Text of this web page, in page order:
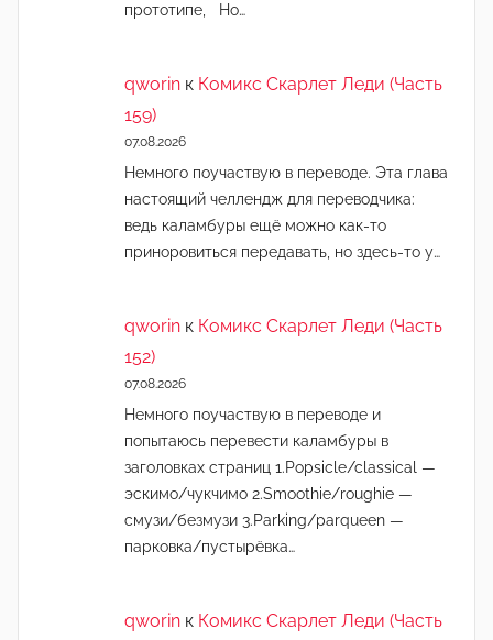
прототипе, Но…
qworin к Комикс Скарлет Леди (Часть
159)
07.08.2026
Немного поучаствую в переводе. Эта глава
настоящий челлендж для переводчика:
ведь каламбуры ещё можно как-то
приноровиться передавать, но здесь-то у…
qworin к Комикс Скарлет Леди (Часть
152)
07.08.2026
Немного поучаствую в переводе и
попытаюсь перевести каламбуры в
заголовках страниц 1.Popsicle/classical —
эскимо/чукчимо 2.Smoothie/roughie —
смузи/безмузи 3.Parking/parqueen —
парковка/пустырёвка…
qworin к Комикс Скарлет Леди (Часть